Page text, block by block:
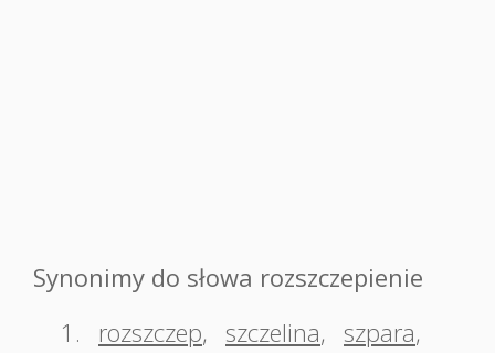
Synonimy do słowa rozszczepienie
1.
rozszczep, szczelina, szpara,